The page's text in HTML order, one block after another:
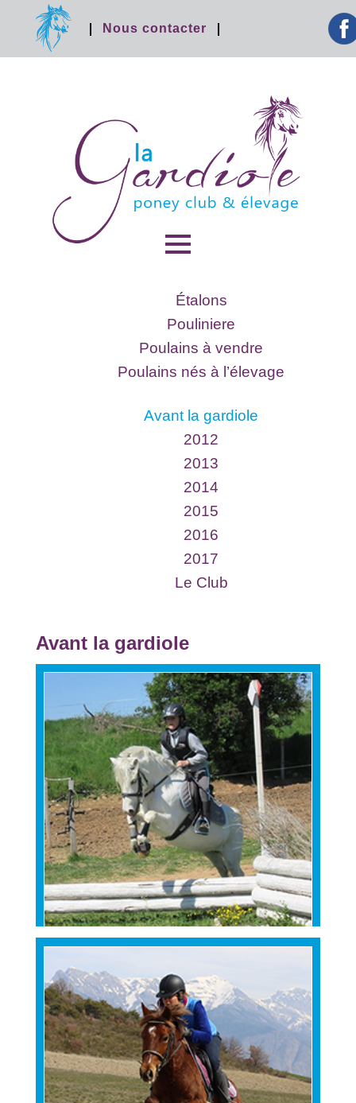
Nous contacter
ET
WIDGETS
Étalons
Pouliniere
Poulains à vendre
Poulains nés à l’élevage
Avant la gardiole
2012
2013
2014
2015
2016
2017
Le Club
Avant la gardiole
Arrivé à 2 mois en 2011
avec Hapus